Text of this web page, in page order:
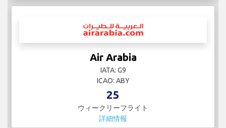
Air Arabia
IATA: G9
ICAO: ABY
25
ウィークリーフライト
詳細情報